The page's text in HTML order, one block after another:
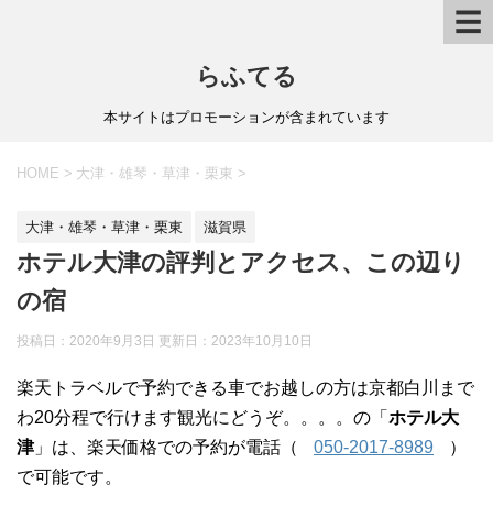
☰
らふてる
本サイトはプロモーションが含まれています
HOME > 大津・雄琴・草津・栗東 >
大津・雄琴・草津・栗東 滋賀県
ホテル大津の評判とアクセス、この辺り
の宿
投稿日：2020年9月3日 更新日： 2023年10月10日
楽天トラベルで予約できる車でお越しの方は京都白川まで
わ20分程で行けます観光にどうぞ。。。。の「 ホテル大
津」は、楽天価格での予約が電話（ 050-2017-8989
）
で可能です。